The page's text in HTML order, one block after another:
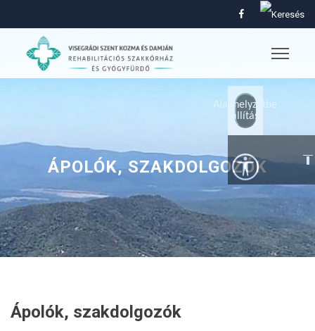
ÁPOLÓK, SZAKDOLGOZÓK
Ápolók, szakdolgozók
Alaphelyzetbe
állítás